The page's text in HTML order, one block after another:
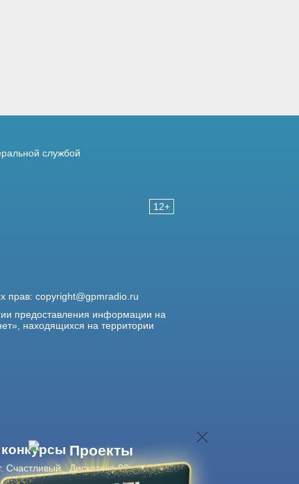
12+
службой
прав: copyright@gpmradio.ru
предоставления информации на
находящихся на территории
Счастливый
Проекты
Дискотека 80-х